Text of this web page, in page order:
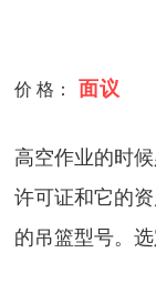
价 格： 面议
高空作业的时
许可证和它的
的吊篮型号。